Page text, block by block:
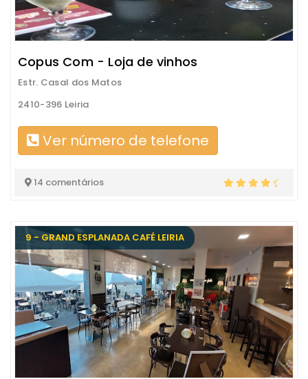
Copus Com - Loja de vinhos
Estr. Casal dos Matos
2410-396 Leiria
Ver número de telefone
14 comentários
9 - GRAND ESPLANADA CAFÉ LEIRIA